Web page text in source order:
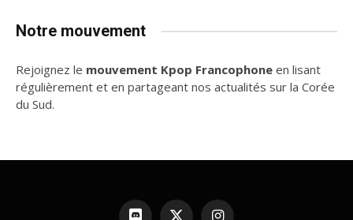
Notre mouvement
Rejoignez le mouvement Kpop Francophone en lisant
régulièrement et en partageant nos actualités sur la Corée
du Sud.